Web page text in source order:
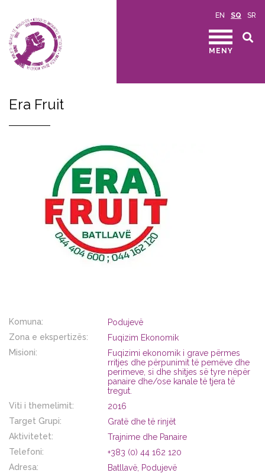
EN SQ SR
MENY
Era Fruit
Komuna:
Podujevë
Zona e ekspertizës:
Fuqizim Ekonomik
Misioni:
Fuqizimi ekonomik i grave përmes
rritjes dhe përpunimit të pemëve dhe
perimeve, si dhe shitjes së tyre nëpër
panaire dhe/ose kanale të tjera të
tregut.
Viti i themelimit:
2016
Target Grupi:
Gratë dhe të rinjët
Aktivitetet:
Trajnime dhe Panaire
Telefoni:
+383 (0) 44 162 120
Adresa:
Batllavë, Podujevë